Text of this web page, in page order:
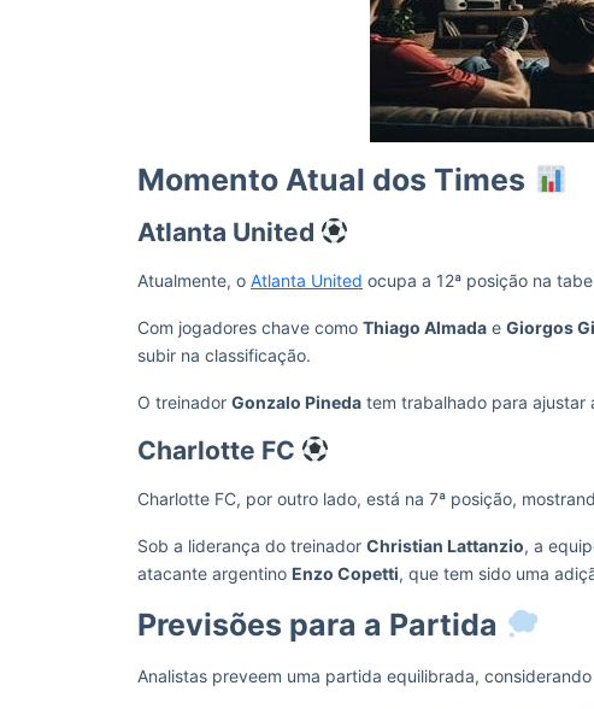
Momento Atual dos Times
Atlanta United
Atualmente, o Atlanta United ocupa a 12ª posição na
Com jogadores chave como Thiago Almada e Giorgos
subir na classificação.
O treinador Gonzalo Pineda tem trabalhado para ajustar
Charlotte FC
Charlotte FC, por outro lado, está na 7ª posição,
Sob a liderança do treinador Christian Lattanzio, a
atacante argentino Enzo Copetti, que tem sido uma
Previsões para a Partida
Analistas preveem uma partida equilibrada,